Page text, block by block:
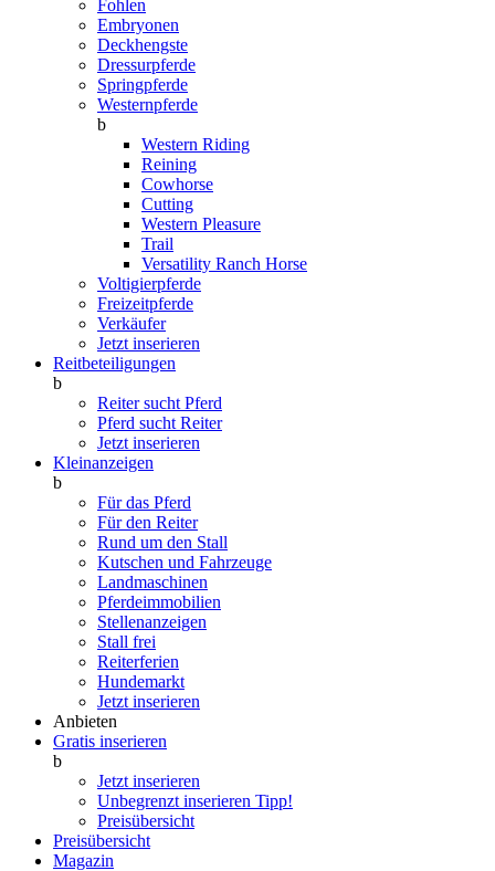
Fohlen
Embryonen
Deckhengste
Dressurpferde
Springpferde
Westernpferde
b
Western Riding
Reining
Cowhorse
Cutting
Western Pleasure
Trail
Versatility Ranch Horse
Voltigierpferde
Freizeitpferde
Verkäufer
Jetzt inserieren
Reitbeteiligungen
b
Reiter sucht Pferd
Pferd sucht Reiter
Jetzt inserieren
Kleinanzeigen
b
Für das Pferd
Für den Reiter
Rund um den Stall
Kutschen und Fahrzeuge
Landmaschinen
Pferdeimmobilien
Stellenanzeigen
Stall frei
Reiterferien
Hundemarkt
Jetzt inserieren
Anbieten
Gratis inserieren
b
Jetzt inserieren
Unbegrenzt inserieren Tipp!
Preisübersicht
Preisübersicht
Magazin